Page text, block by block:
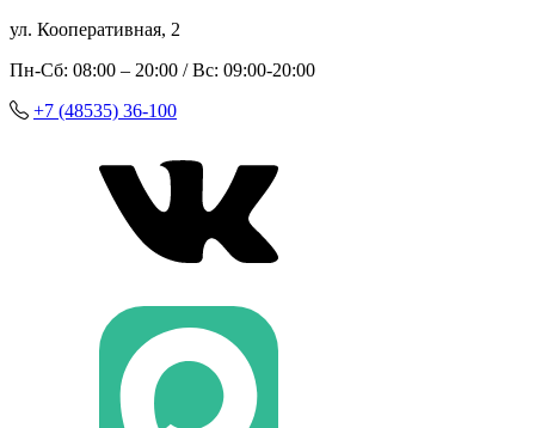
ул. Кооперативная, 2
Пн-Сб: 08:00 – 20:00 / Вс: 09:00-20:00
+7 (48535) 36-100